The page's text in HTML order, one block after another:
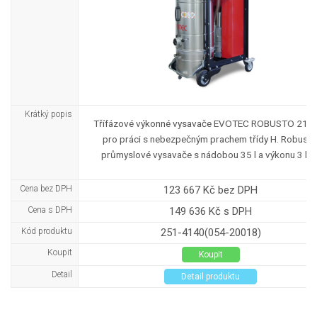
Krátký popis
Třífázové výkonné vysavače EVOTEC ROBUSTO
pro práci s nebezpečným prachem třídy H.
průmyslové vysavače s nádobou 35 l a výkonu 3
Cena bez DPH 123 667 Kč bez DPH
Cena s DPH 149 636 Kč s DPH
Kód produktu 251-4140(054-20018)
Koupit
Koupit
Detail
Detail produktu